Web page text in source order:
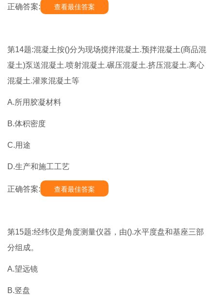
正确答案: 查看最佳答案
第14题:混凝土按()分为现场搅拌混凝土.预拌混凝土(商品混
凝土)泵送混凝土.喷射混凝土.碾压混凝土.挤压混凝土.离心
混凝土.灌浆混凝土等
A.所用胶凝材料
B.体积密度
C.用途
D.生产和施工工艺
正确答案: 查看最佳答案
第15题:经纬仪是角度测量仪器，由().水平度盘和基座三部
分组成。
A.望远镜
B.竖盘